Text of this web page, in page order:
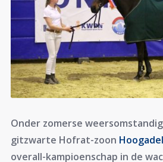
Onder zomerse
gitzwarte Hofrat-zoon Hoogadel
overall-kampioenschap in de